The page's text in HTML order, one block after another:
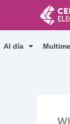
contenido
Al día